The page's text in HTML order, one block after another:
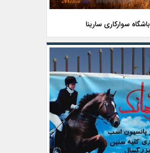
باشگاه سوارکاری سارینا